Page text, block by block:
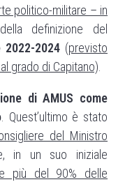
politico-militare – in
definizione del
2024(previsto
grado di Capitano).
di AMUS come
. Quest’ultimo è stato
del Ministro
in un suo iniziale
più del 90% delle